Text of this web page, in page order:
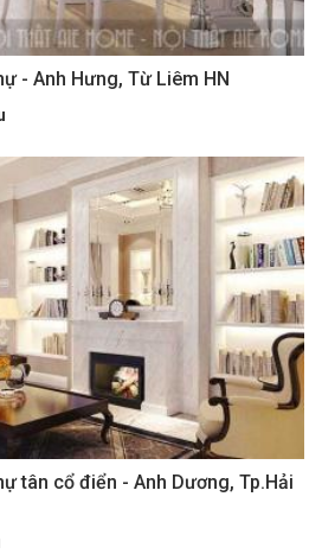
- Anh Hưng, Từ Liêm HN
tân cổ điển - Anh Dương, Tp.Hải